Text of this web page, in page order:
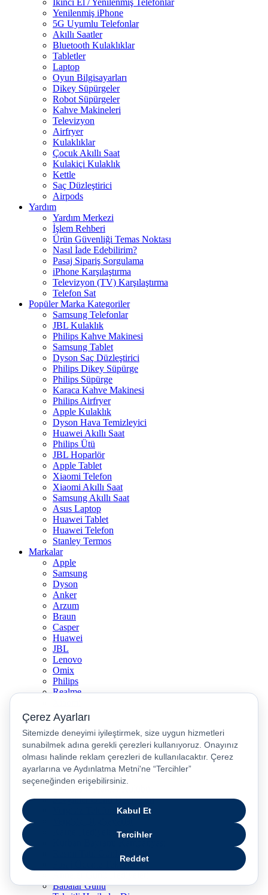
İkinci El / Yenilenmiş Telefonlar
Yenilenmiş iPhone
5G Uyumlu Telefonlar
Akıllı Saatler
Bluetooth Kulaklıklar
Tabletler
Laptop
Oyun Bilgisayarları
Dikey Süpürgeler
Robot Süpürgeler
Kahve Makineleri
Televizyon
Airfryer
Kulaklıklar
Çocuk Akıllı Saat
Kulakiçi Kulaklık
Kettle
Saç Düzleştirici
Airpods
Yardım
Yardım Merkezi
İşlem Rehberi
Ürün Güvenliği Temas Noktası
Nasıl İade Edebilirim?
Pasaj Sipariş Sorgulama
iPhone Karşılaştırma
Televizyon (TV) Karşılaştırma
Telefon Sat
Popüler Marka Kategoriler
Samsung Telefonlar
JBL Kulaklık
Philips Kahve Makinesi
Samsung Tablet
Dyson Saç Düzleştirici
Philips Dikey Süpürge
Philips Süpürge
Karaca Kahve Makinesi
Philips Airfryer
Apple Kulaklık
Dyson Hava Temizleyici
Huawei Akıllı Saat
Philips Ütü
JBL Hoparlör
Apple Tablet
Xiaomi Telefon
Xiaomi Akıllı Saat
Samsung Akıllı Saat
Asus Laptop
Huawei Tablet
Huawei Telefon
Stanley Termos
Markalar
Apple
Samsung
Dyson
Anker
Arzum
Braun
Casper
Huawei
JBL
Lenovo
Omix
Philips
Realme
TCL
Sony
Özel Günler & Kampanyalar
Apple Eğitim
Düğün ve Çeyiz Paketleri
Fırsatlar Pasajı
Pasaj Günleri
Uykusu Kaçanlar Kulübü
Sevgililer Günü Hediyeleri
Vergisiz Telefonlar
Karne Hediyeleri
Resmi Tatil Günleri
Pasaj Ödeme Teklifleri
Babalar Günü